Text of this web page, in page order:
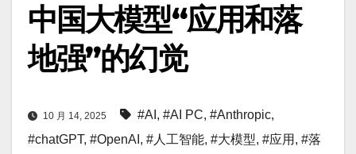
中国大模型“应用和落
地强”的幻觉
10 月 14, 2025 #AI , #AI PC, #Anthropic,
#chatGPT, #OpenAI , #人工智能, #大模型, #应用 , #落